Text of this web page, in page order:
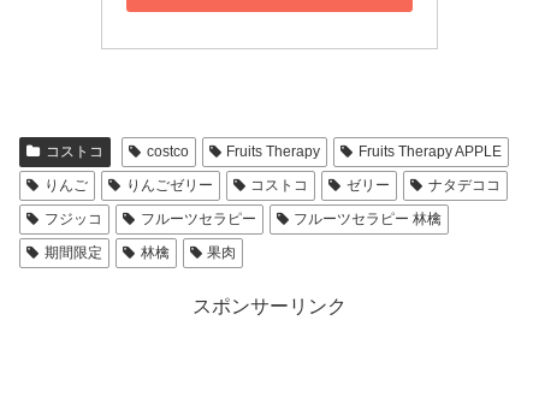
コストコ costco Fruits Therapy
Fruits Therapy APPLE
りんご
りんごゼリー コストコ ゼリー
ナタデココ
フジッコ
フルーツセラピー
フルーツセラピー 林檎
期間限定
林檎 果肉
スポンサーリンク